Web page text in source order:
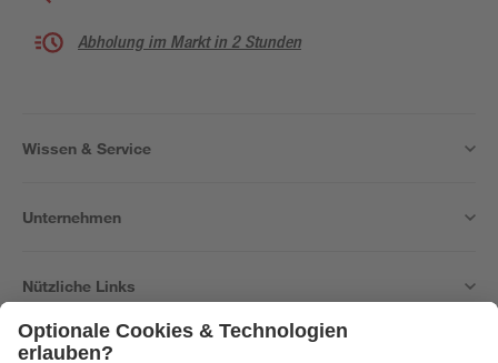
Abholung im Markt in 2 Stunden
Wissen & Service
Unternehmen
Nützliche Links